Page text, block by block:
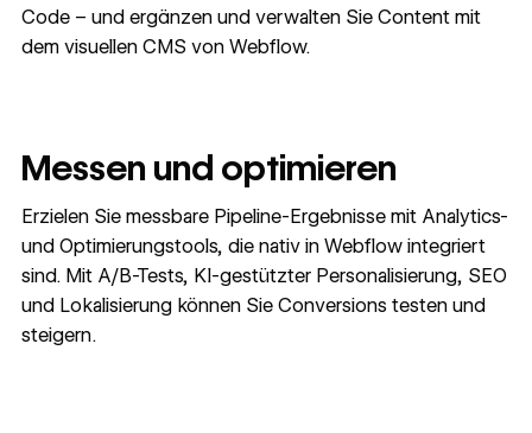
Code – und ergänzen und verwalten Sie Content mit
dem visuellen CMS von Webflow.
Messen und optimieren
Erzielen Sie messbare Pipeline-Ergebnisse mit Analytics-
und Optimierungstools, die nativ in Webflow integriert
sind. Mit A/B-Tests, KI-gestützter Personalisierung, SEO
und Lokalisierung können Sie Conversions testen und
steigern.